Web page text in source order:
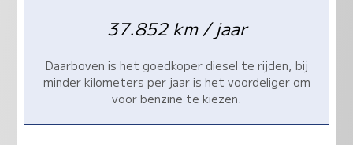
37.852 km / jaar
Daarboven is het goedkoper diesel te rijden, bij
minder kilometers per jaar is het voordeliger om
voor benzine te kiezen.